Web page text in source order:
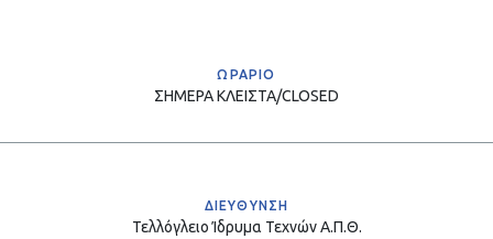
ΩΡΑΡΙΟ
ΣΗΜΕΡΑΚΛΕΙΣΤΑ/CLOSED
ΔΙΕΥΘΥΝΣΗ
Τελλόγλειο Ίδρυμα Τεχνών Α.Π.Θ.